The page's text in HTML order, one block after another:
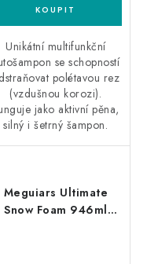
Unikátní multifunkční
se schopností
polétavou rez
(vzdušnou korozi).
jako aktivní pěna,
silný i šetrný šampon.
Meguiars Ultimate
Snow Foam 946ml